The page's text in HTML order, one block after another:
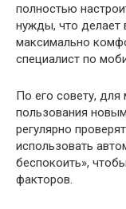
полностью
нужды, что делает
максимально
специалист по
По его совету,
пользования
регулярно
использовать
беспокоить»,
факторов.